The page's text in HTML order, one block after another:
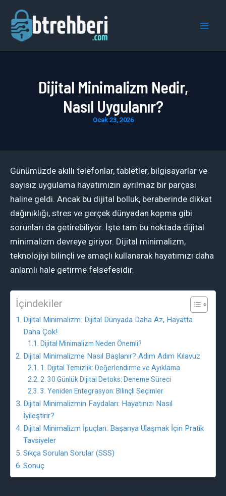
İçeriğe
atla
Dijital Minimalizm Nedir,
Nasıl Uygulanır?
Ocak 23, 2026
Günümüzde akıllı telefonlar, tabletler, bilgisayarlar ve
sayısız uygulama hayatımızın ayrılmaz bir parçası
haline geldi. Ancak bu dijital bolluk, beraberinde dikkat
dağınıklığı, stres ve gerçek dünyadan kopma gibi
sorunları da getirebiliyor. İşte tam bu noktada dijital
minimalizm devreye giriyor. Dijital minimalizm,
teknolojiyi bilinçli ve amaçlı kullanarak hayatımızı daha
anlamlı hale getirme felsefesidir.
İçindekiler
Dijital Minimalizm: Dijital Dünyada Daha Az, Hayatta
Daha Çok!
Dijital Minimalizm Neden Önemli?
Dijital Minimalizme Nasıl Başlanır? Adım Adım Kılavuz
1. Dijital Temizlik: Değerlendirme ve Ayıklama
2. 30 Günlük Dijital Detoks: Deneme Süreci
3. Yeniden Entegrasyon: Bilinçli Seçimler
Dijital Minimalizmin Faydaları: Hayatınızı Nasıl
İyileştirir?
Dijital Minimalizm İpuçları: Başarıya Ulaşmak İçin Pratik
Tavsiyeler
Sıkça Sorulan Sorular (SSS)
Sonuç